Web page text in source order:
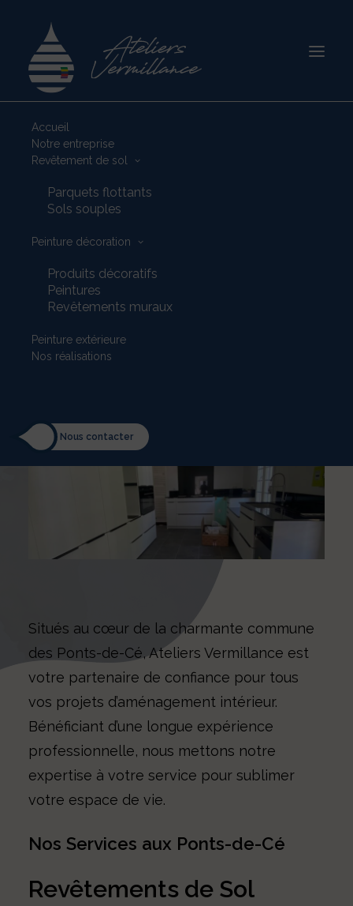
Accueil
Notre entreprise
Revêtement de sol
Parquets flottants
Sols souples
Peinture décoration
Produits décoratifs
Peintures
Revêtements muraux
Peinture extérieure
Nos réalisations
Nous contacter
Accueil
Ateliers Vermillance intervient aux Pont
de cé
Bienvenue chez Ateliers
Vermillance aux Ponts-
de-Cé !
Situés au cœur de la charmante commune
des Ponts-de-Cé, Ateliers Vermillance est
votre partenaire de confiance pour tous
vos projets d’aménagement intérieur.
Bénéficiant d’une longue expérience
professionnelle, nous mettons notre
expertise à votre service pour sublimer
votre espace de vie.
Nos Services aux Ponts-de-Cé
Revêtements de Sol